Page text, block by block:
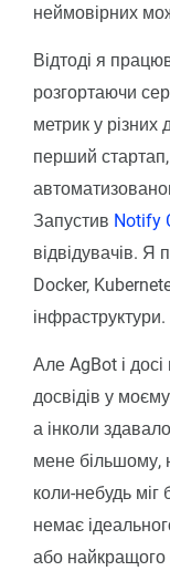
неймовірних
Відтоді я
розгортаючи
метрик у різних
перший
Запустив Notify
відвідувачів.
Docker,
інфраструктури.
Але AgBot і
досвідів у
а інколи
мене більшому,
коли-небудь
немає
або